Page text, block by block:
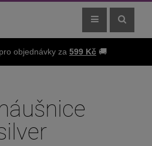
objednávky za 599 Kč 🚚